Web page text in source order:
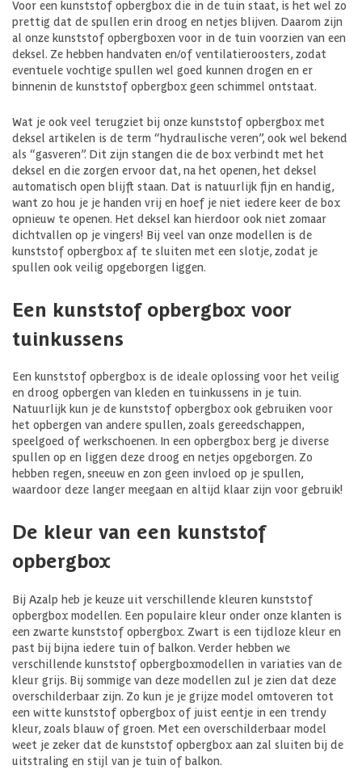
Voor een kunststof opbergbox die in de tuin staat, is het wel zo
prettig dat de spullen erin droog en netjes blijven. Daarom zijn
al onze kunststof opbergboxen voor in de tuin voorzien van een
deksel. Ze hebben handvaten en/of ventilatieroosters, zodat
eventuele vochtige spullen wel goed kunnen drogen en er
binnenin de kunststof opbergbox geen schimmel ontstaat.
Wat je ook veel terugziet bij onze kunststof opbergbox met
deksel artikelen is de term “hydraulische veren”, ook wel bekend
als “gasveren”. Dit zijn stangen die de box verbindt met het
deksel en die zorgen ervoor dat, na het openen, het deksel
automatisch open blijft staan. Dat is natuurlijk fijn en handig,
want zo hou je je handen vrij en hoef je niet iedere keer de box
opnieuw te openen. Het deksel kan hierdoor ook niet zomaar
dichtvallen op je vingers! Bij veel van onze modellen is de
kunststof opbergbox af te sluiten met een slotje, zodat je
spullen ook veilig opgeborgen liggen.
Een kunststof opbergbox voor
tuinkussens
Een kunststof opbergbox is de ideale oplossing voor het veilig
en droog opbergen van kleden en tuinkussens in je tuin.
Natuurlijk kun je de kunststof opbergbox ook gebruiken voor
het opbergen van andere spullen, zoals gereedschappen,
speelgoed of werkschoenen. In een opbergbox berg je diverse
spullen op en liggen deze droog en netjes opgeborgen. Zo
hebben regen, sneeuw en zon geen invloed op je spullen,
waardoor deze langer meegaan en altijd klaar zijn voor gebruik!
De kleur van een kunststof
opbergbox
Bij Azalp heb je keuze uit verschillende kleuren kunststof
opbergbox modellen. Een populaire kleur onder onze klanten is
een zwarte kunststof opbergbox. Zwart is een tijdloze kleur en
past bij bijna iedere tuin of balkon. Verder hebben we
verschillende kunststof opbergboxmodellen in variaties van de
kleur grijs. Bij sommige van deze modellen zul je zien dat deze
overschilderbaar zijn. Zo kun je je grijze model omtoveren tot
een witte kunststof opbergbox of juist eentje in een trendy
kleur, zoals blauw of groen. Met een overschilderbaar model
weet je zeker dat de kunststof opbergbox aan zal sluiten bij de
uitstraling en stijl van je tuin of balkon.